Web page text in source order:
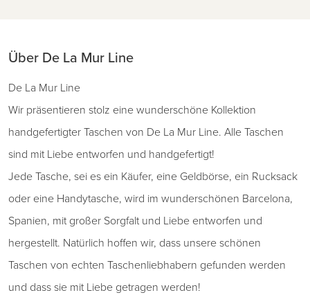
Über De La Mur Line
De La Mur Line
Wir präsentieren stolz eine wunderschöne Kollektion
handgefertigter Taschen von De La Mur Line. Alle Taschen
sind mit Liebe entworfen und handgefertigt!
Jede Tasche, sei es ein Käufer, eine Geldbörse, ein Rucksack
oder eine Handytasche, wird im wunderschönen Barcelona,
Spanien, mit großer Sorgfalt und Liebe entworfen und
hergestellt. Natürlich hoffen wir, dass unsere schönen
Taschen von echten Taschenliebhabern gefunden werden
und dass sie mit Liebe getragen werden!